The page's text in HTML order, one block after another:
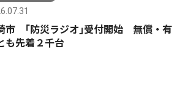
市 ｢防災ラジオ｣受付開始 無償・有
も先着２千台